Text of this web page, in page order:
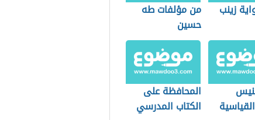
زينب
من مؤلفات طه
حسين
المحافظة على
الكتاب المدرسي